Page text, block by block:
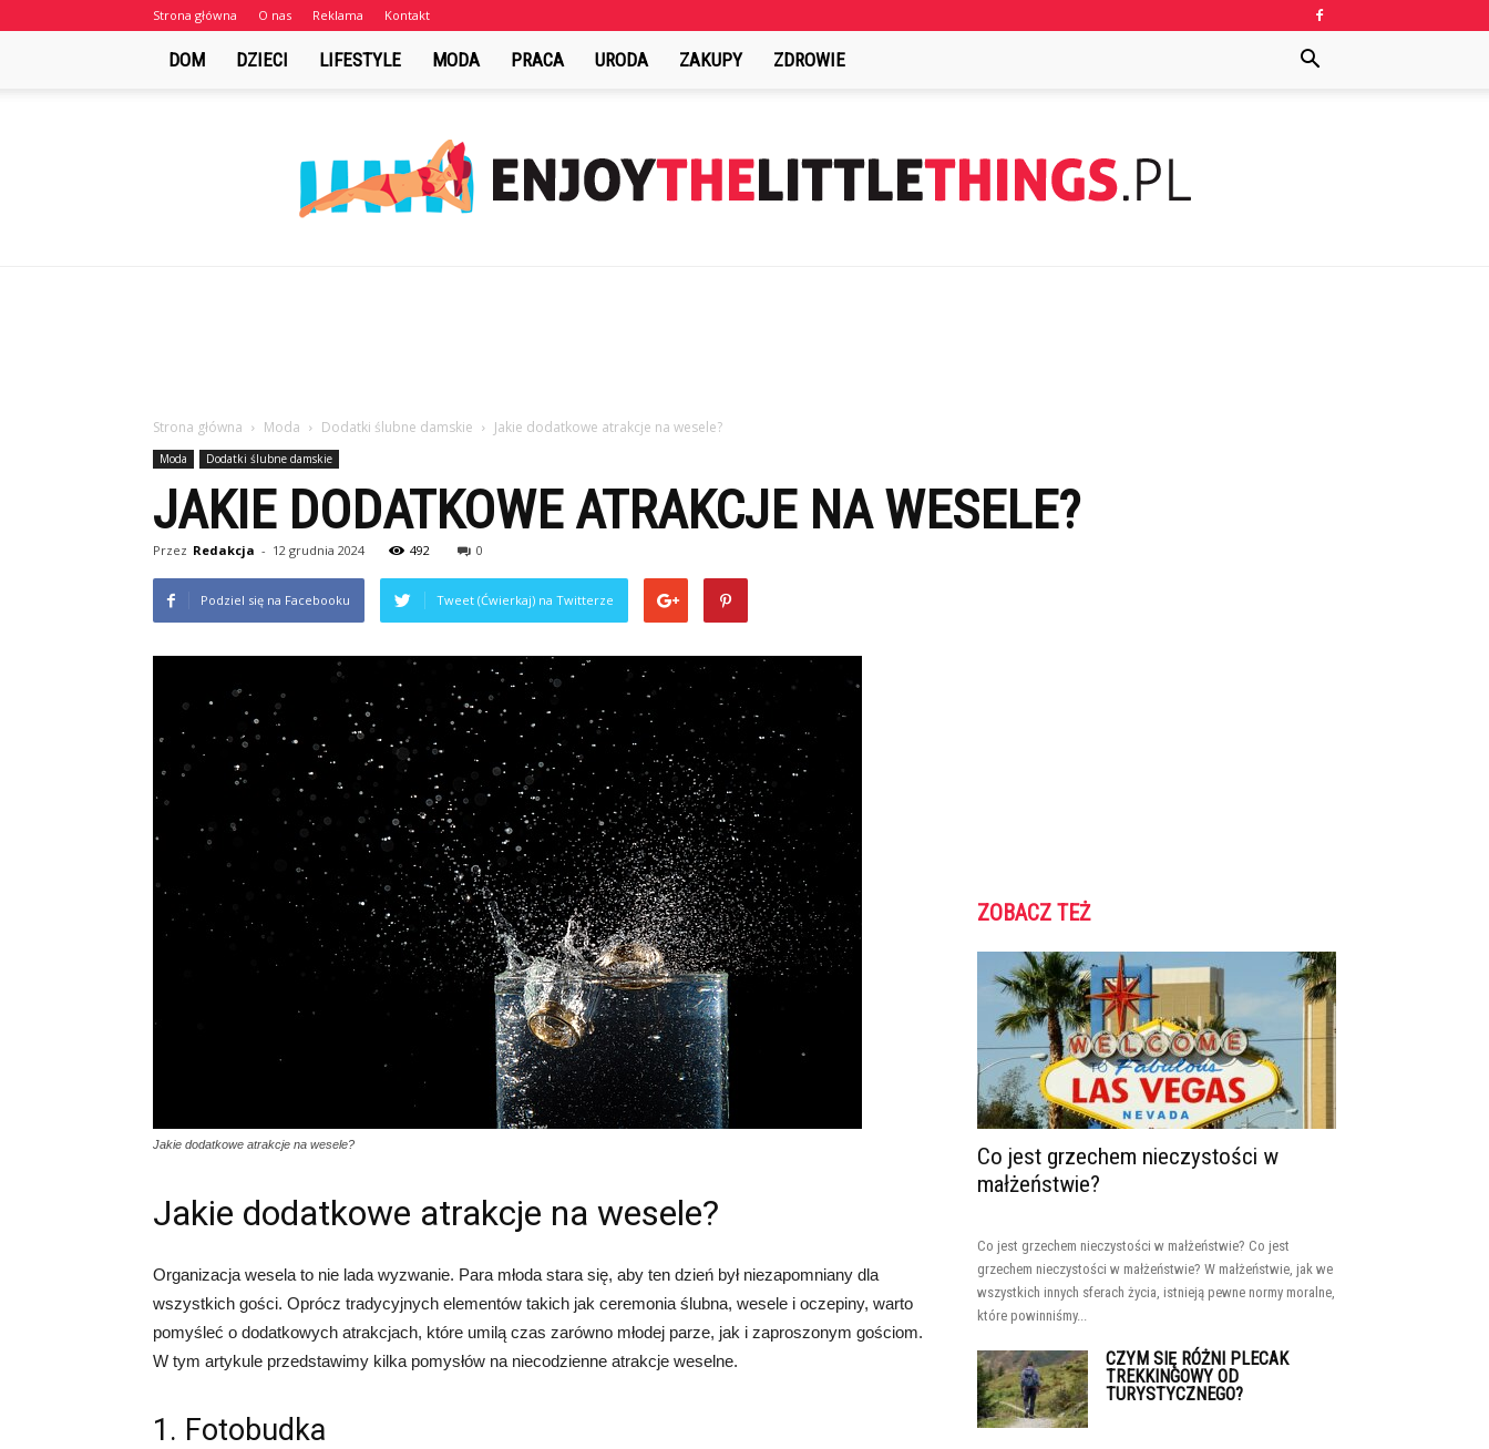
Strona główna O nas Reklama Kontakt
DOM DZIECI LIFESTYLE MODA PRACA URODA ZAKUPY ZDROWIE
Strona główna Moda Dodatki ślubne damskie Jakie dodatkowe atrakcje na wesele?
Moda Dodatki ślubne damskie
JAKIE DODATKOWE ATRAKCJE NA WESELE?
Przez Redakcja - 12 grudnia 2024 492 0
Podziel się na Facebooku Tweet (Ćwierkaj) na Twitterze
Jakie dodatkowe atrakcje na wesele?
Jakie dodatkowe atrakcje na wesele?
Organizacja wesela to nie lada wyzwanie. Para młoda stara się, aby ten dzień był niezapomniany dla
wszystkich gości. Oprócz tradycyjnych elementów takich jak ceremonia ślubna, wesele i oczepiny, warto
pomyśleć o dodatkowych atrakcjach, które umilą czas zarówno młodej parze, jak i zaproszonym gościom.
W tym artykule przedstawimy kilka pomysłów na niecodzienne atrakcje weselne.
1. Fotobudka
ZOBACZ TEŻ
Co jest grzechem nieczystości w
małżeństwie?
Co jest grzechem nieczystości w małżeństwie? Co jest
grzechem nieczystości w małżeństwie? W małżeństwie, jak we
wszystkich innych sferach życia, istnieją pewne normy moralne,
które powinniśmy...
CZYM SIĘ RÓŻNI PLECAK
TREKKINGOWY OD
TURYSTYCZNEGO?